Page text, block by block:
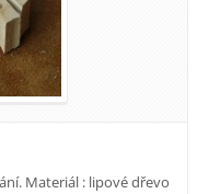
Materiál : lipové dřevo